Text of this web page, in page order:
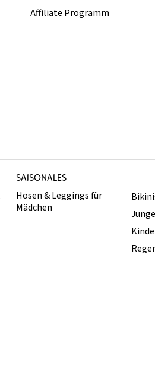
Affiliate Programm
SAISONALES
Hosen & Leggings für
Mädchen